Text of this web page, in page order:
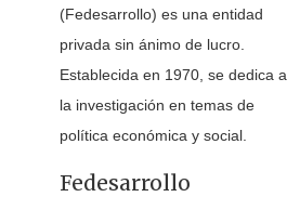
(Fedesarrollo) es una entidad
privada sin ánimo de lucro.
Establecida en 1970, se dedica a
la investigación en temas de
política económica y social.
Fedesarrollo